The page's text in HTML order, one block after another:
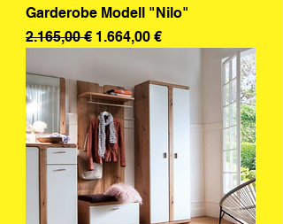
Garderobe Modell "Nilo"
Standardpreis
2.165,00 € Sale-Preis
1.664,00 €